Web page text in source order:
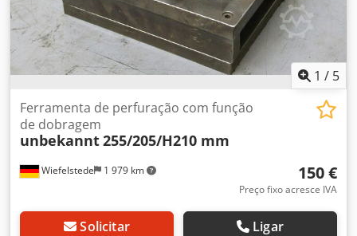
1 / 5
Wiefelstede 1 979 km
Ferramenta de perfuração com função
de dobragem
unbekannt255/205/H210 mm
150 €
Preço fixo acresce IVA
Solicitar Ligar